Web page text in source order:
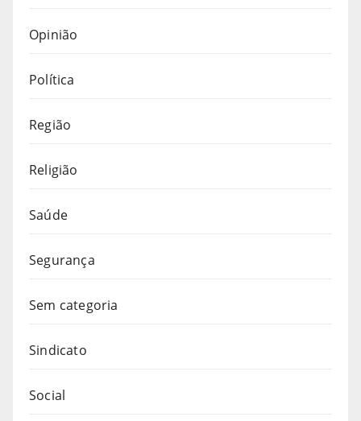
Opinião
Política
Região
Religião
Saúde
Segurança
Sem categoria
Sindicato
Social